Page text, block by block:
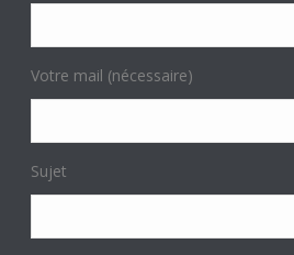
Votre mail (nécessaire)
Sujet